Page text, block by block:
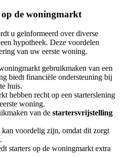
de woningmarkt
u geïnformeerd over diverse
hypotheek. Deze voordelen
van uw eerste woning.
gebruikmaken van een
biedt financiële ondersteuning bij
huis.
hebben recht op een starterslening
woning.
van de startersvrijstelling
voordelig zijn, omdat dit zorgt
starters op de woningmarkt extra